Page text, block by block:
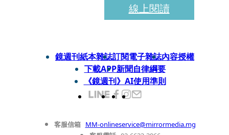
線上閱讀
鏡週刊紙本雜誌訂閱電子雜誌內容授權
下載APP新聞自律綱要
《鏡週刊》AI使用準則
客服信箱 MM-onlineservice@mirrormedia.mg